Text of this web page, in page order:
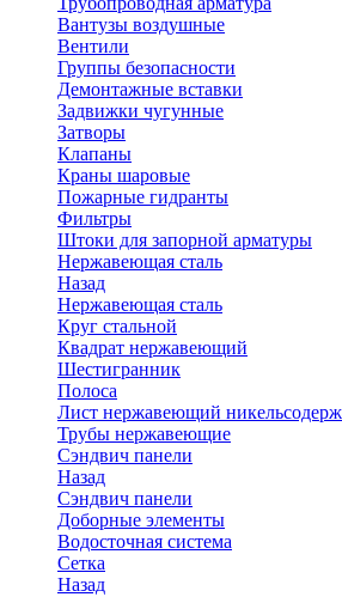
Вантузы воздушные
Вентили
Группы безопасности
Демонтажные вставки
Задвижки чугунные
Затворы
Клапаны
Краны шаровые
Пожарные гидранты
Фильтры
Штоки для запорной арматуры
Нержавеющая сталь
Назад
Нержавеющая сталь
Круг стальной
Квадрат нержавеющий
Шестигранник
Полоса
Лист нержавеющий
Трубы нержавеющие
Сэндвич панели
Назад
Сэндвич панели
Доборные элементы
Водосточная система
Сетка
Назад